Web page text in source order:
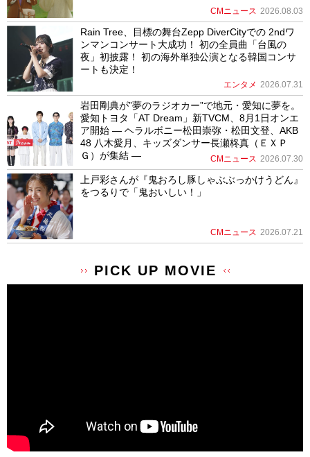
CMニュース 2026.08.03
Rain Tree、目標の舞台Zepp DiverCityでの 2ndワ
ンマンコンサート大成功！ 初の全員曲「台風の
夜」初披露！ 初の海外単独公演となる韓国コンサ
ートも決定！
エンタメ 2026.07.31
岩田剛典が”夢のラジオカー”で地元・愛知に夢を。
愛知トヨタ「AT Dream」新TVCM、8月1日オンエ
ア開始 ― ヘラルボニー松田崇弥・松田文登、AKB
48 八木愛月、キッズダンサー長瀬柊真（ＥＸＰ
Ｇ）が集結 ―
CMニュース 2026.07.30
上戸彩さんが『鬼おろし豚しゃぶぶっかけうどん』
をつるりで「鬼おいしい！」
CMニュース 2026.07.21
PICK UP MOVIE